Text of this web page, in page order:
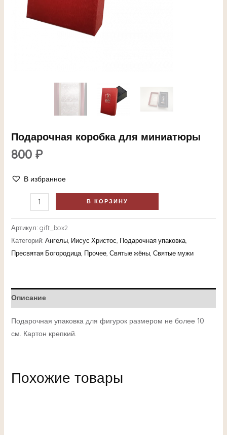
Подарочная коробка для миниатюры
800 ₽
В избранное
В КОРЗИНУ
Артикул: gift_box2
Категорий: Ангелы, Иисус Христос, Подарочная упаковка,
Пресвятая Богородица, Прочее, Святые жёны, Святые мужи
Описание
Подарочная упаковка для фигурок размером не более 10
см. Картон крепкий.
Похожие товары